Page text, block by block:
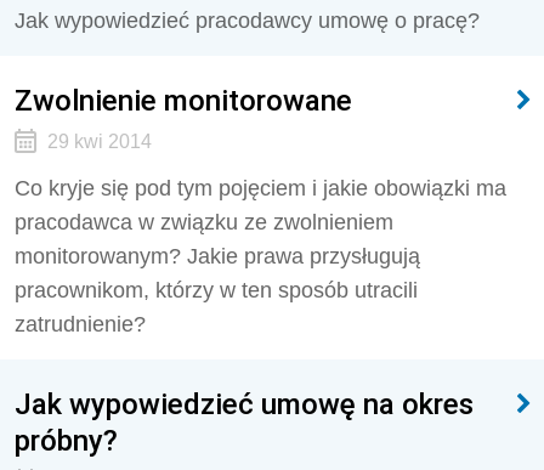
Jak wypowiedzieć pracodawcy umowę o pracę?
Zwolnienie monitorowane
29 kwi 2014
Co kryje się pod tym pojęciem i jakie obowiązki ma
pracodawca w związku ze zwolnieniem
monitorowanym? Jakie prawa przysługują
pracownikom, którzy w ten sposób utracili
zatrudnienie?
Jak wypowiedzieć umowę na okres
próbny?